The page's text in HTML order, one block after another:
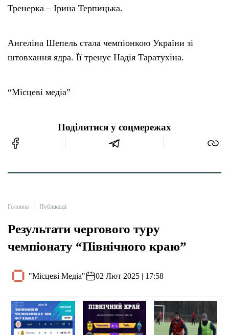
Тренерка – Ірина Терпицька.
Ангеліна Шепель стала чемпіонкою України зі
штовхання ядра. Її тренує Надія Таратухіна.
“Місцеві медіа”
Поділитися у соцмережах
Головна Публікації
Результати чергового туру
чемпіонату “Північного краю”
"Місцеві Медіа" 02 Лют 2025 | 17:58